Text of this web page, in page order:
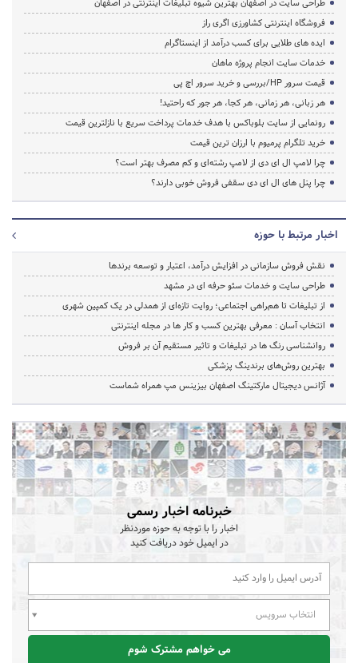
فروشگاه اینترنتی کشاورزی اگری راز
ایده های طلایی برای کسب درآمد از اینستاگرام
خدمات سایت انجام پروژه ماهان
قیمت سرور HP/بررسی و خرید سرور اچ پی
هر زبانی، هر زمانی، هر کجا، هر جور که راحتید!
رونمایی از سایت بلوباکس با هدف خدمات پرداخت سریع با نازلترین قیمت
خرید تلگرام پرمیوم با ارزان ترین قیمت
چرا لامپ ال ای دی از لامپ رشته‌ای و کم مصرف بهتر است؟
چرا پنل های ال ای دی سقفی فروش خوبی دارند؟
اخبار مرتبط با حوزه
نقش فروش سازمانی در افزایش درآمد، اعتبار و توسعه برندها
طراحی سایت و خدمات سئو حرفه ای در مشهد
از تبلیغات تا همراهی اجتماعی؛ روایت تازه‌ای از همدلی در یک کمپین شهری
انتخاب آسان : معرفی بهترین کسب و کار ها در مجله اینترنتی
روانشناسی رنگ ها در تبلیغات و تاثیر مستقیم آن بر فروش
بهترین روش‌های برندینگ پزشکی
آژانس دیجیتال مارکتینگ اصفهان بیزینس مپ همراه شماست
خبرنامه اخبار رسمی
اخبار را با توجه به حوزه موردنظر
در ایمیل خود دریافت کنید
انتخاب سرویس
می خواهم مشترک شوم